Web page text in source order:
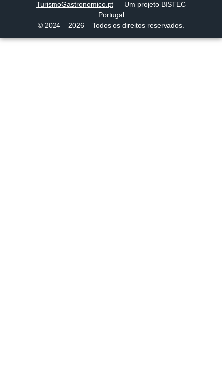
TurismoGastronomico .pt — Um projeto BISTEC
Portugal
© 2024 – 2026 – Todos os direitos reservados.